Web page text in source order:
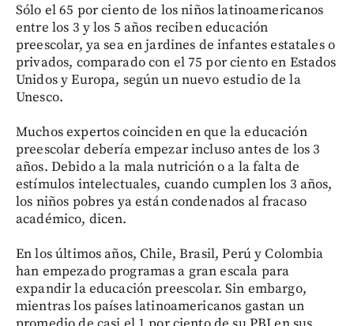
Sólo el 65 por ciento de los niños latinoamericanos
entre los 3 y los 5 años reciben educación
preescolar, ya sea en jardines de infantes estatales o
privados, comparado con el 75 por ciento en Estados
Unidos y Europa, según un nuevo estudio de la
Unesco.
Muchos expertos coinciden en que la educación
preescolar debería empezar incluso antes de los 3
años. Debido a la mala nutrición o a la falta de
estímulos intelectuales, cuando cumplen los 3 años,
los niños pobres ya están condenados al fracaso
académico, dicen.
En los últimos años, Chile, Brasil, Perú y Colombia
han empezado programas a gran escala para
expandir la educación preescolar. Sin embargo,
mientras los países latinoamericanos gastan un